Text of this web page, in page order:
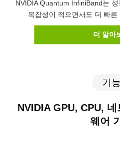
NVIDIA Quantum InfiniBand는
복잡성이 적으면서도 더 빠른
더 알아
기능
NVIDIA GPU, CPU,
웨어